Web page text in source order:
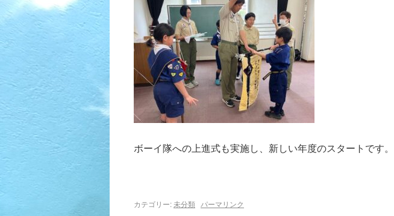
ボーイ隊への上進式も実施し、新しい年度のスタートです。
カテゴリー:未分類 パーマリンク